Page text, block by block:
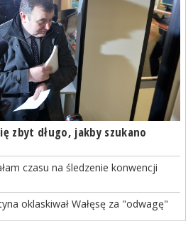
zbyt długo, jakby szukano
czasu na śledzenie konwencji
oklaskiwał Wałęsę za "odwagę"